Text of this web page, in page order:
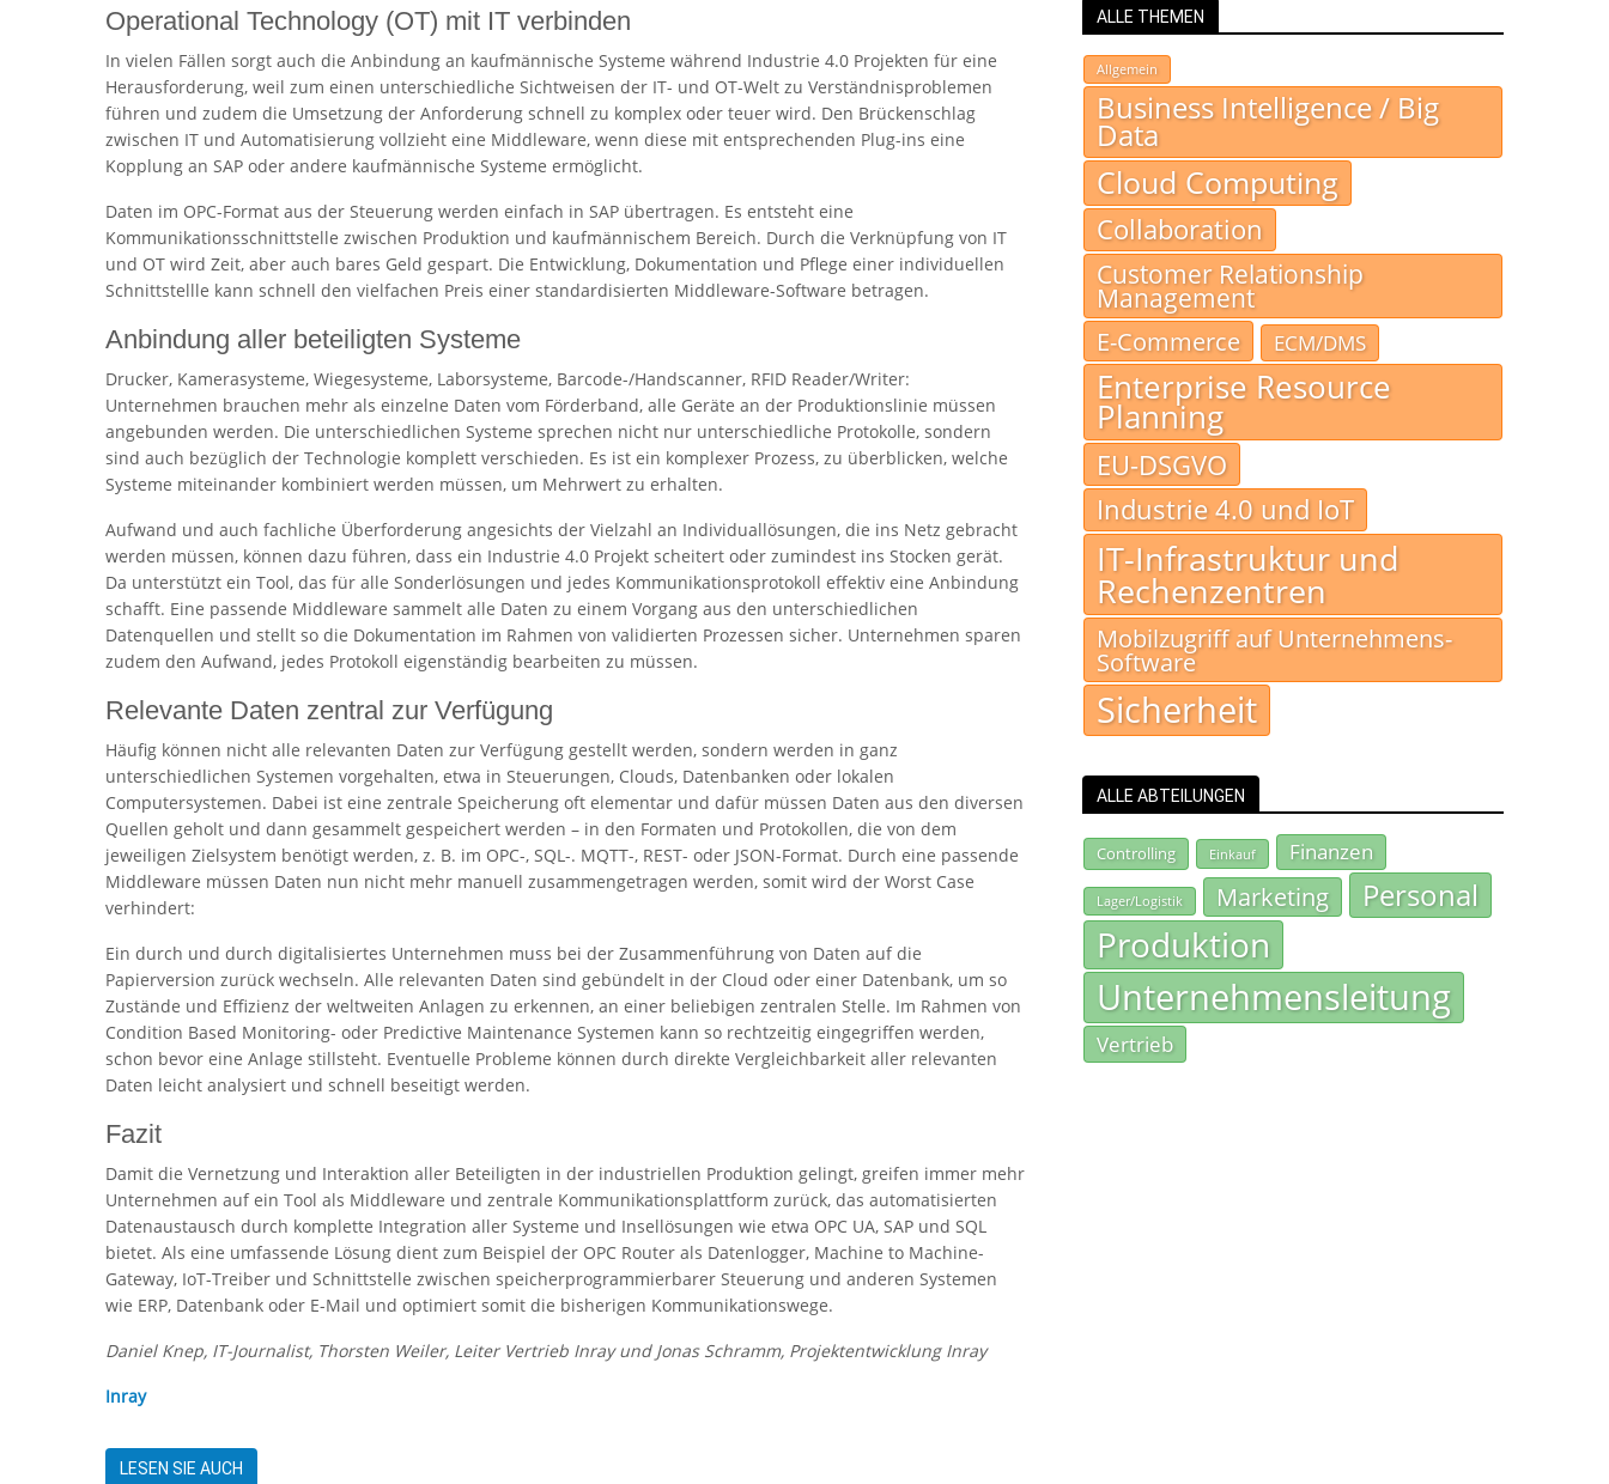
Operational Technology (OT) mit IT verbinden
In vielen Fällen sorgt auch die Anbindung an kaufmännische Systeme während Industrie 4.0 Projekten für eine
Herausforderung, weil zum einen unterschiedliche Sichtweisen der IT- und OT-Welt zu Verständnisproblemen
führen und zudem die Umsetzung der Anforderung schnell zu komplex oder teuer wird. Den Brückenschlag
zwischen IT und Automatisierung vollzieht eine Middleware, wenn diese mit entsprechenden Plug-ins eine
Kopplung an SAP oder andere kaufmännische Systeme ermöglicht.
Daten im OPC-Format aus der Steuerung werden einfach in SAP übertragen. Es entsteht eine
Kommunikationsschnittstelle zwischen Produktion und kaufmännischem Bereich. Durch die Verknüpfung von IT
und OT wird Zeit, aber auch bares Geld gespart. Die Entwicklung, Dokumentation und Pflege einer individuellen
Schnittstellle kann schnell den vielfachen Preis einer standardisierten Middleware-Software betragen.
Anbindung aller beteiligten Systeme
Drucker, Kamerasysteme, Wiegesysteme, Laborsysteme, Barcode-/Handscanner, RFID Reader/Writer:
Unternehmen brauchen mehr als einzelne Daten vom Förderband, alle Geräte an der Produktionslinie müssen
angebunden werden. Die unterschiedlichen Systeme sprechen nicht nur unterschiedliche Protokolle, sondern
sind auch bezüglich der Technologie komplett verschieden. Es ist ein komplexer Prozess, zu überblicken, welche
Systeme miteinander kombiniert werden müssen, um Mehrwert zu erhalten.
Aufwand und auch fachliche Überforderung angesichts der Vielzahl an Individuallösungen, die ins Netz gebracht
werden müssen, können dazu führen, dass ein Industrie 4.0 Projekt scheitert oder zumindest ins Stocken gerät.
Da unterstützt ein Tool, das für alle Sonderlösungen und jedes Kommunikationsprotokoll effektiv eine Anbindung
schafft. Eine passende Middleware sammelt alle Daten zu einem Vorgang aus den unterschiedlichen
Datenquellen und stellt so die Dokumentation im Rahmen von validierten Prozessen sicher. Unternehmen sparen
zudem den Aufwand, jedes Protokoll eigenständig bearbeiten zu müssen.
Relevante Daten zentral zur Verfügung
Häufig können nicht alle relevanten Daten zur Verfügung gestellt werden, sondern werden in ganz
unterschiedlichen Systemen vorgehalten, etwa in Steuerungen, Clouds, Datenbanken oder lokalen
Computersystemen. Dabei ist eine zentrale Speicherung oft elementar und dafür müssen Daten aus den diversen
Quellen geholt und dann gesammelt gespeichert werden – in den Formaten und Protokollen, die von dem
jeweiligen Zielsystem benötigt werden, z. B. im OPC-, SQL-. MQTT-, REST- oder JSON-Format. Durch eine passende
Middleware müssen Daten nun nicht mehr manuell zusammengetragen werden, somit wird der Worst Case
verhindert:
Ein durch und durch digitalisiertes Unternehmen muss bei der Zusammenführung von Daten auf die
Papierversion zurück wechseln. Alle relevanten Daten sind gebündelt in der Cloud oder einer Datenbank, um so
Zustände und Effizienz der weltweiten Anlagen zu erkennen, an einer beliebigen zentralen Stelle. Im Rahmen von
Condition Based Monitoring- oder Predictive Maintenance Systemen kann so rechtzeitig eingegriffen werden,
schon bevor eine Anlage stillsteht. Eventuelle Probleme können durch direkte Vergleichbarkeit aller relevanten
Daten leicht analysiert und schnell beseitigt werden.
Fazit
Damit die Vernetzung und Interaktion aller Beteiligten in der industriellen Produktion gelingt, greifen immer mehr
Unternehmen auf ein Tool als Middleware und zentrale Kommunikationsplattform zurück, das automatisierten
Datenaustausch durch komplette Integration aller Systeme und Insellösungen wie etwa OPC UA, SAP und SQL
bietet. Als eine umfassende Lösung dient zum Beispiel der OPC Router als Datenlogger, Machine to Machine-
Gateway, IoT-Treiber und Schnittstelle zwischen speicherprogrammierbarer Steuerung und anderen Systemen
wie ERP, Datenbank oder E-Mail und optimiert somit die bisherigen Kommunikationswege.
Daniel Knep, IT-Journalist, Thorsten Weiler, Leiter Vertrieb Inray und Jonas Schramm, Projektentwicklung Inray
Inray
LESEN SIE AUCH
ALLE THEMEN
Allgemein
Business Intelligence / Big
Data
Cloud Computing
Collaboration
Customer Relationship
Management
E-Commerce
ECM/DMS
Enterprise Resource
Planning
EU-DSGVO
Industrie 4.0 und IoT
IT-Infrastruktur und
Rechenzentren
Mobilzugriff auf Unternehmens-
Software
Sicherheit
ALLE ABTEILUNGEN
Controlling Einkauf Finanzen
Lager/Logistik Marketing Personal
Produktion
Unternehmensleitung
Vertrieb